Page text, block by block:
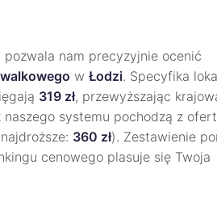
pozwala nam precyzyjnie ocenić
w Łodzi. Specyfika
319 zł, przewyższając
naszego systemu pochodzą z
360 zł). Zestawienie
cenowego plasuje się Twoja